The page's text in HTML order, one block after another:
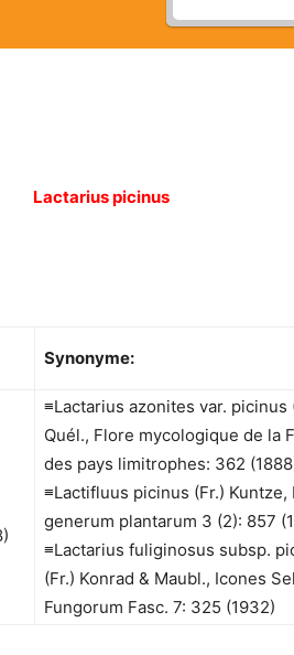
Lactarius picinus
Synonyme:
≡Lactarius azonites var. picinus
Quél., Flore mycologique de la
des pays limitrophes: 362
≡Lactifluus picinus (Fr.) Kuntze,
generum plantarum 3 (2): 857
≡Lactarius fuliginosus subsp.
(Fr.) Konrad & Maubl., Icones
Fungorum Fasc. 7: 325 (1932)